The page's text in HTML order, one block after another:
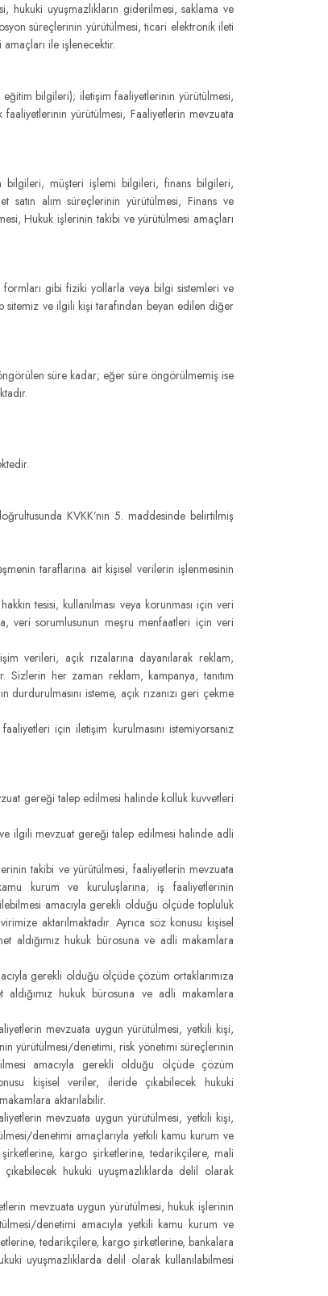
uyuşmazlıkların giderilmesi, saklama ve
süreçlerinin yürütülmesi, ticari elektronik ileti
ile işlenecektir.
bilgileri); iletişim faaliyetlerinin yürütülmesi,
yürütülmesi, Faaliyetlerin mevzuata
müşteri işlemi bilgileri, finans bilgileri,
alım süreçlerinin yürütülmesi, Finans ve
Hukuk işlerinin takibi ve yürütülmesi amaçları
gibi fiziki yollarla veya bilgi sistemleri ve
sitemiz ve ilgili kişi tarafından beyan edilen diğer
süre kadar; eğer süre öngörülmemiş ise
KVKK’nın 5. maddesinde belirtilmiş
taraflarına ait kişisel verilerin işlenmesinin
tesisi, kullanılması veya korunması için veri
veri sorumlusunun meşru menfaatleri için veri
verileri, açık rızalarına dayanılarak reklam,
Sizlerin her zaman reklam, kampanya, tanıtım
isteme, açık rızanızı geri çekme
için iletişim kurulmasını istemiyorsanız
gereği talep edilmesi halinde kolluk kuvvetleri
ilgili mevzuat gereği talep edilmesi halinde adli
takibi ve yürütülmesi, faaliyetlerin mevzuata
kurum ve kuruluşlarına; iş faaliyetlerinin
amacıyla gerekli olduğu ölçüde topluluk
aktarılmaktadır. Ayrıca söz konusu kişisel
aldığımız hukuk bürosuna ve adli makamlara
gerekli olduğu ölçüde çözüm ortaklarımıza
hukuk bürosuna ve adli makamlara
mevzuata uygun yürütülmesi, yetkili kişi,
yürütülmesi/denetimi, risk yönetimi süreçlerinin
amacıyla gerekli olduğu ölçüde çözüm
kişisel veriler, ileride çıkabilecek hukuki
aktarılabilir.
mevzuata uygun yürütülmesi, yetkili kişi,
denetimi amaçlarıyla yetkili kamu kurum ve
kargo şirketlerine, tedarikçilere, mali
hukuki uyuşmazlıklarda delil olarak
mevzuata uygun yürütülmesi, hukuk işlerinin
denetimi amacıyla yetkili kamu kurum ve
tedarikçilere, kargo şirketlerine, bankalara
uyuşmazlıklarda delil olarak kullanılabilmesi